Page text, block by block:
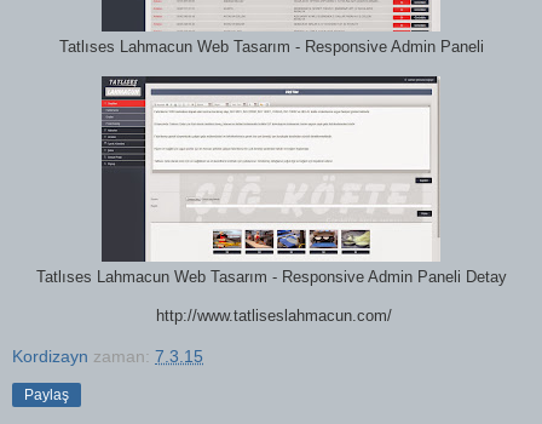
Tatlıses Lahmacun Web Tasarım - Responsive Admin Paneli
Tatlıses Lahmacun Web Tasarım - Responsive Admin Paneli Detay
http://www.tatliseslahmacun.com/
Kordizayn zaman: 7.3.15
Paylaş